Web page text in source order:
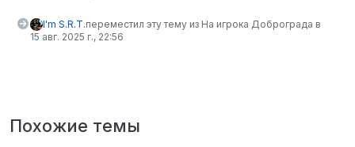
I'm S.R.T.переместил эту тему из На игрока Доброграда в
15 авг. 2025 г., 22:56
Похожие темы